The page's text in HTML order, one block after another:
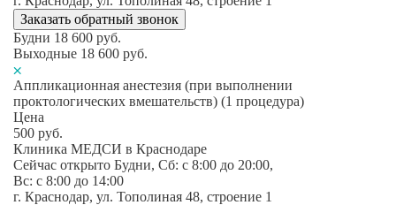
Заказать обратный звонок
Будни 18 600 руб.
Выходные 18 600 руб.
Аппликационная анестезия (при выполнении
проктологических вмешательств) (1 процедура)
Цена
500 руб.
Клиника МЕДСИ в Краснодаре
Сейчас открыто Будни, Сб: c 8:00 до 20:00,
Вс: c 8:00 до 14:00
г. Краснодар, ул. Тополиная 48, строение 1